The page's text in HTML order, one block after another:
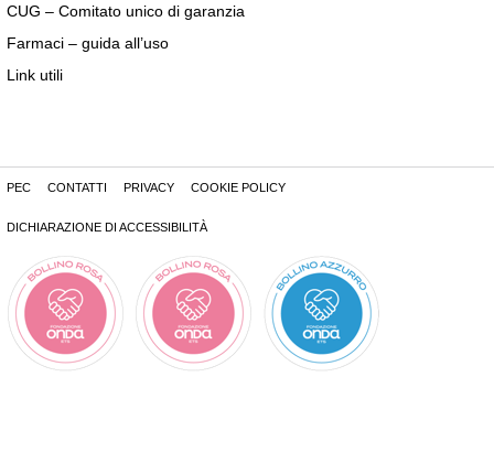
CUG – Comitato unico di garanzia
Farmaci – guida all’uso
Link utili
PEC CONTATTI PRIVACY COOKIE POLICY
DICHIARAZIONE DI ACCESSIBILITÀ